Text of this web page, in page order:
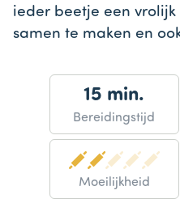
ieder beetje een
samen te maken en
15 min.
Bereidingstijd
Moeilijkheid